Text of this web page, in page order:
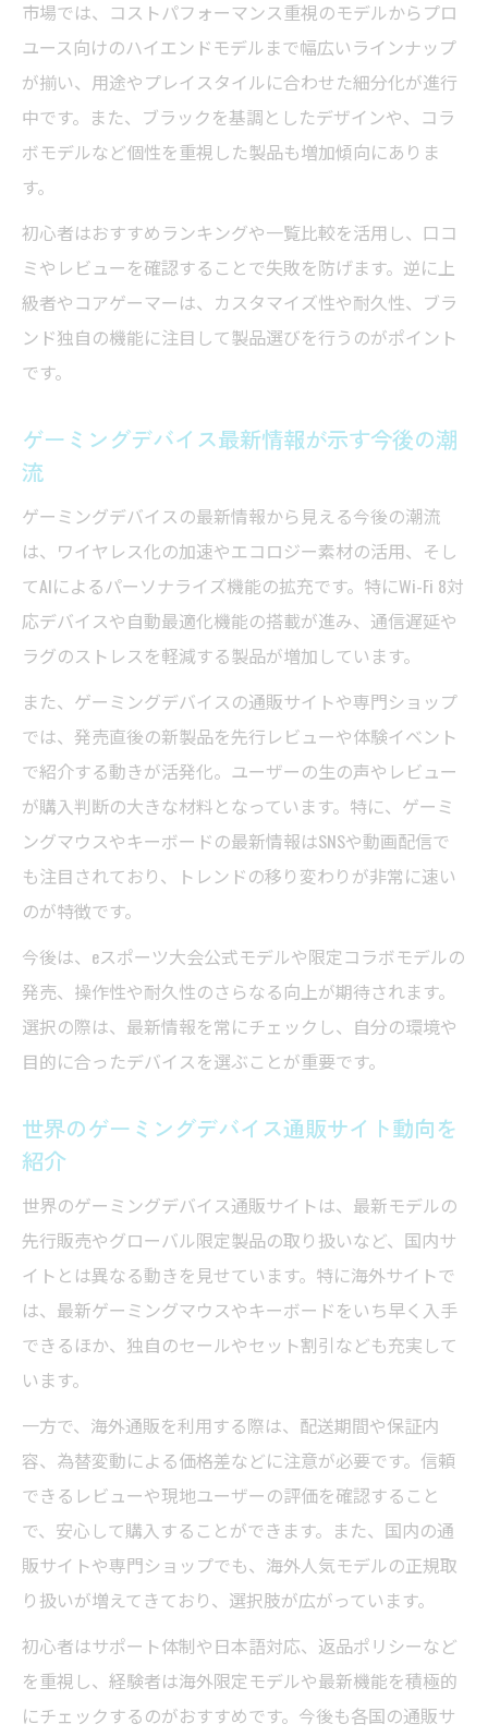
ゲーミングデバイスとしてのキーボード性
能比較
おすすめゲーミングデバイスで操作性が劇
的向上
海外サイト発のゲーミングデバイス最新ト
ゲーミングデバイス一覧から見る注目メー
カー動向
市場では、コストパフォーマンス重視のモデルからプロ
ユース向けのハイエンドモデルまで幅広いラインナップ
が揃い、用途やプレイスタイルに合わせた細分化が進行
中です。また、ブラックを基調としたデザインや、コラ
ボモデルなど個性を重視した製品も増加傾向にありま
す。
初心者はおすすめランキングや一覧比較を活用し、口コ
ミやレビューを確認することで失敗を防げます。逆に上
級者やコアゲーマーは、カスタマイズ性や耐久性、ブラ
ンド独自の機能に注目して製品選びを行うのがポイント
です。
ゲーミングデバイス最新情報が示す今後の潮
流
ゲーミングデバイスの最新情報から見える今後の潮流
は、ワイヤレス化の加速やエコロジー素材の活用、そし
てAIによるパーソナライズ機能の拡充です。特にWi-Fi 8対
応デバイスや自動最適化機能の搭載が進み、通信遅延や
ラグのストレスを軽減する製品が増加しています。
また、ゲーミングデバイスの通販サイトや専門ショップ
では、発売直後の新製品を先行レビューや体験イベント
で紹介する動きが活発化。ユーザーの生の声やレビュー
が購入判断の大きな材料となっています。特に、ゲーミ
ングマウスやキーボードの最新情報はSNSや動画配信で
も注目されており、トレンドの移り変わりが非常に速い
のが特徴です。
今後は、eスポーツ大会公式モデルや限定コラボモデルの
発売、操作性や耐久性のさらなる向上が期待されます。
選択の際は、最新情報を常にチェックし、自分の環境や
目的に合ったデバイスを選ぶことが重要です。
世界のゲーミングデバイス通販サイト動向を
紹介
世界のゲーミングデバイス通販サイトは、最新モデルの
先行販売やグローバル限定製品の取り扱いなど、国内サ
イトとは異なる動きを見せています。特に海外サイトで
は、最新ゲーミングマウスやキーボードをいち早く入手
できるほか、独自のセールやセット割引なども充実して
います。
一方で、海外通販を利用する際は、配送期間や保証内
容、為替変動による価格差などに注意が必要です。信頼
できるレビューや現地ユーザーの評価を確認すること
で、安心して購入することができます。また、国内の通
販サイトや専門ショップでも、海外人気モデルの正規取
り扱いが増えてきており、選択肢が広がっています。
初心者はサポート体制や日本語対応、返品ポリシーなど
を重視し、経験者は海外限定モデルや最新機能を積極的
にチェックするのがおすすめです。今後も各国の通販サ